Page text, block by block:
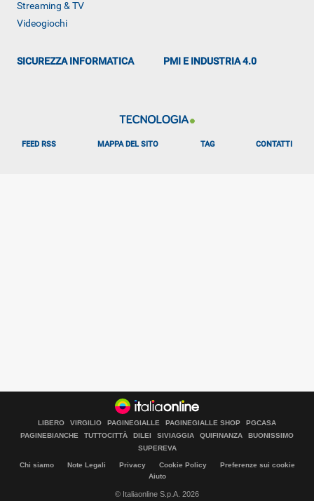
Streaming & TV
Videogiochi
SICUREZZA INFORMATICA PMI E INDUSTRIA 4.0
FEED RSS MAPPA DEL SITO TAG CONTATTI
LIBERO VIRGILIO PAGINEGIALLE PAGINEGIALLE SHOP
PGCASA
PAGINEBIANCHE
TUTTOCITTÀ DILEI SIVIAGGIA QUIFINANZA
BUONISSIMO
SUPEREVA
Chi siamo Note Legali Privacy Cookie Policy
Preferenze sui cookie
Aiuto
© Italiaonline S.p.A. 2026